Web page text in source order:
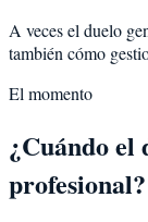
A veces el duelo
también cómo
El momento
¿Cuándo el
profesional?